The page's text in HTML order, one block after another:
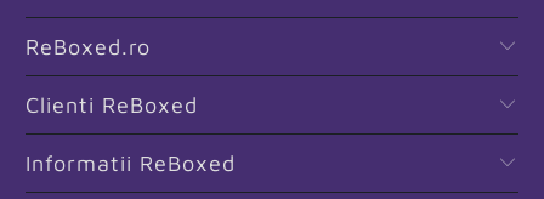
ReBoxed.ro
Clienti ReBoxed
Informatii ReBoxed